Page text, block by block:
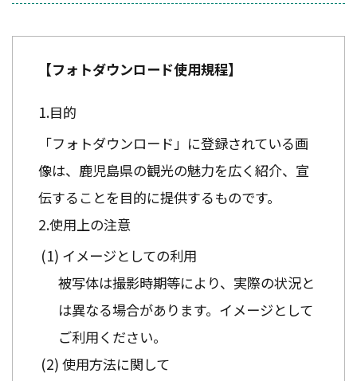
【フォトダウンロード使用規程】
目的
「フォトダウンロード」に登録されている画
像は、鹿児島県の観光の魅力を広く紹介、宣
伝することを目的に提供するものです。
使用上の注意
イメージとしての利用
被写体は撮影時期等により、実際の状況と
は異なる場合があります。イメージとして
ご利用ください。
使用方法に関して